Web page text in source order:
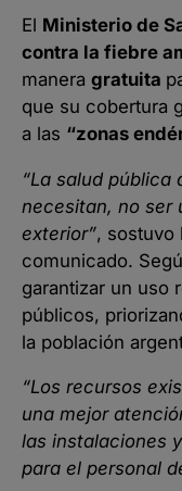
El Ministerio de
contra la fiebre
manera gratuita
que su cobertura
a las “zonas
“La salud pública
necesitan, no ser
exterior”, sostuvo
comunicado.
garantizar un uso
públicos,
la población
“Los recursos
una mejor
las instalaciones
para el personal